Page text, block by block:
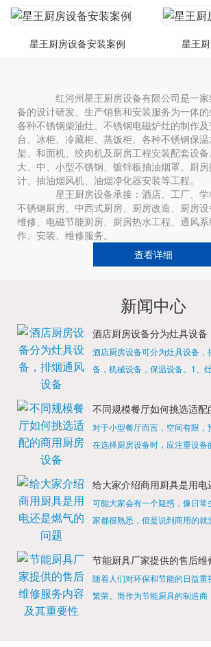
星王厨房设备安装案例 星王
红河州星王厨房设备有限公司是一家
备的设计研发、生产销售和安装服务为一体
各种不锈钢柴油灶、不锈钢电磁炉灶的制作
台、冰柜、冷藏柜、蒸饭柜、各种不锈钢保
架、和面机、绞肉机及厨房工程安装配套设
大、中、小型不锈钢、镀锌板抽油烟罩、厨
计、抽油烟风机、油烟净化器安装等工程。
星王厨房设备承接：酒店、工厂、学
不锈钢厨房、中西式厨房、厨房改造、厨房
维修、电磁节能厨房、厨房热水工程、通风
作、安装、维修服务。
查看详细
新闻中心
酒店厨房设备分为灶具设备
酒店厨房设备可分为灶具设备
备，机械设备，保温设备。1、
缺少的，经过相关检测证明的合
不同规模餐厅如何挑选适配
对于小型餐厅而言，空间有限，
在选择厨房设备时，应注重设备
烹饪设备，既能节省空间，又能
给大家介绍商用厨具是用电
可能大家会有一个疑惑，像日
家都很熟悉，但是说到商用的就
店用的就是商用的吗?还真别说
节能厨具厂家提供的售后维
随着人们对环保和节能的日益
繁荣。而作为节能厨具的制造商